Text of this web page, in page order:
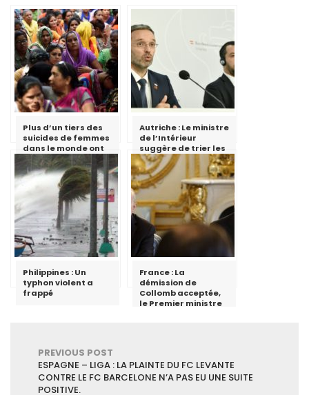
Plus d’un tiers des
suicides de femmes
dans le monde ont
lieu en Inde
Autriche : Le ministre
de l’Intérieur
suggère de trier les
migrants en mer
Philippines : Un
typhon violent a
frappé
France : La
démission de
Collomb acceptée,
le Premier ministre
PREVIOUS POST
ESPAGNE – LIGA : LA PLAINTE DU FC LEVANTE
CONTRE LE FC BARCELONE N’A PAS EU UNE SUITE
POSITIVE.